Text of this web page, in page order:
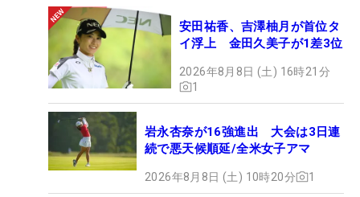
安田祐香、吉澤柚月が首位タ
イ浮上 金田久美子が1差3位
2026年8月8日 (土) 16時21分
1
岩永杏奈が16強進出 大会は3日連
続で悪天候順延/全米女子アマ
2026年8月8日 (土) 10時20分 1